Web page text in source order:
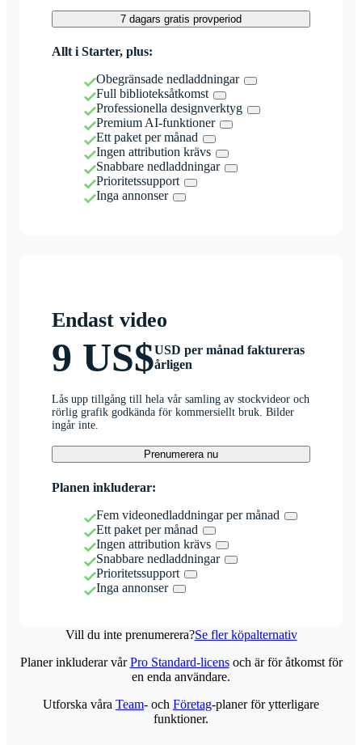
7 dagars gratis provperiod
Allt i Starter, plus:
Obegränsade nedladdningar
Full biblioteksåtkomst
Professionella designverktyg
Premium AI-funktioner
Ett paket per månad
Ingen attribution krävs
Snabbare nedladdningar
Prioritetssupport
Inga annonser
Endast video
9 US$USD per månad faktureras
årligen
Lås upp tillgång till hela vår samling av stockvideor och
rörlig grafik godkända för kommersiellt bruk. Bilder
ingår inte.
Prenumerera nu
Planen inkluderar:
Fem videonedladdningar per månad
Ett paket per månad
Ingen attribution krävs
Snabbare nedladdningar
Prioritetssupport
Inga annonser
Vill du inte prenumerera?Se fler köpalternativ
Planer inkluderar vårPro Standard-licensoch är för åtkomst för
en enda användare.
Utforska våra Team- och Företag-planer för ytterligare
funktioner.